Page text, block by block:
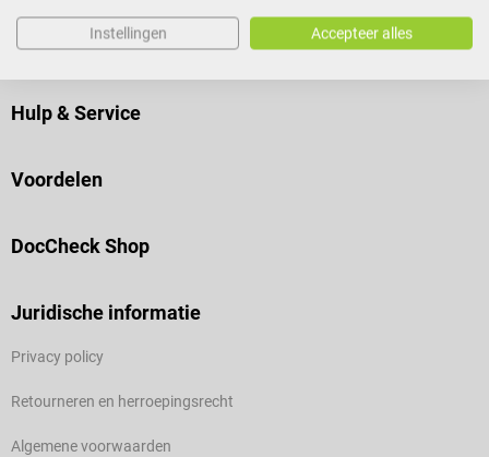
Veilig bestellen
Hulp & Service
Voordelen
DocCheck Shop
Juridische informatie
Privacy policy
Retourneren en herroepingsrecht
Algemene voorwaarden
Instellingen Accepteer alles